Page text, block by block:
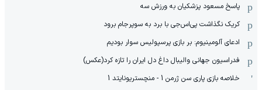
پاسخ مسعود پزشکیان به ورزش سه
کریک نگذاشت پی‌اس‌جی با برد به سوپرجام برود
ادعای آلومینیوم: بر بازی پرسپولیس سوار بودیم
فدراسیون جهانی والیبال داغ دل ایران را تازه کرد(عکس)
خلاصه بازی پاری سن ژرمن 1 - منچستریونایتد 1